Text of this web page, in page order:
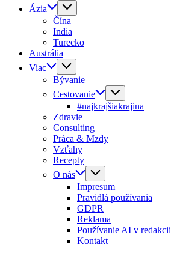
Ázia
Čína
India
Turecko
Austrália
Viac
Bývanie
Cestovanie
#najkrajšiakrajina
Zdravie
Consulting
Práca & Mzdy
Vzťahy
Recepty
O nás
Impresum
Pravidlá používania
GDPR
Reklama
Používanie AI v redakcii
Kontakt